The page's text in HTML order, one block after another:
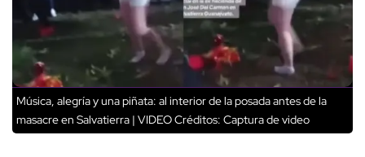
Música, alegría y una piñata: al interior de la posada antes de la
masacre en Salvatierra | VIDEOCréditos: Captura de video